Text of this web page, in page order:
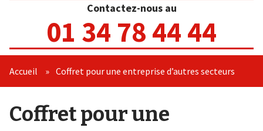
Contactez-nous au
01 34 78 44 44
Accueil » Coffret pour une entreprise d’autres secteurs
Coffret pour une